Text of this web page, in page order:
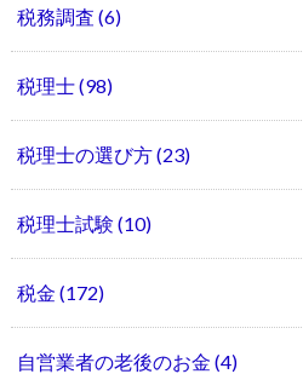
税務調査 (6)
税理士(98)
税理士の選び方(23)
税理士試験 (10)
税金 (172)
自営業者の老後のお金 (4)